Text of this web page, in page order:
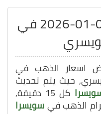
سعر الذهب بتاريخ 09-01-2026 في
اسعار الذهب في
حيث يتم تحديث
كل 15 دقيقة,
الذهب فيسويسرا